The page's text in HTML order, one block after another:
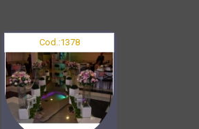
Cod.:1378